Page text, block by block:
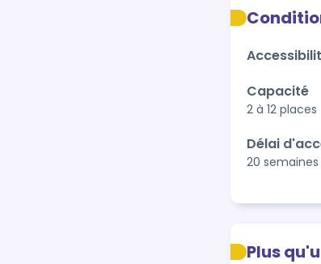
Capacité
2 à 12 places
Délai
20 semaines
Plus